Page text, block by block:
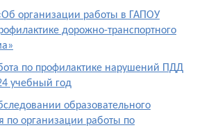
организации работы в ГАПОУ
дорожно-транспортного
по профилактике нарушений ПДД
учебный год
образовательного
по организации работы по